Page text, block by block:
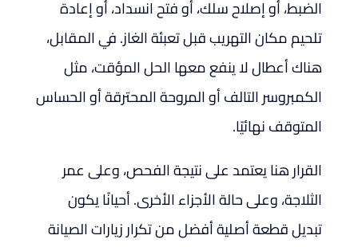
الضبط، أو إصلاح سلك، أو فتح انسداد، أو إعادة
تلحيم مكان التهريب قبل تعبئة الغاز. في المقابل،
هناك أعطال لا ينفع معها الحل المؤقت، مثل
الكمبروسر التالف أو المروحة المحترقة أو الحساس
المتوقف نهائيًا.
القرار هنا يعتمد على نتيجة الفحص، وعلى عمر
الثلاجة، وعلى حالة الأجزاء الأخرى. أحيانًا يكون
تبديل قطعة أصلية أفضل من تكرار زيارات الصيانة